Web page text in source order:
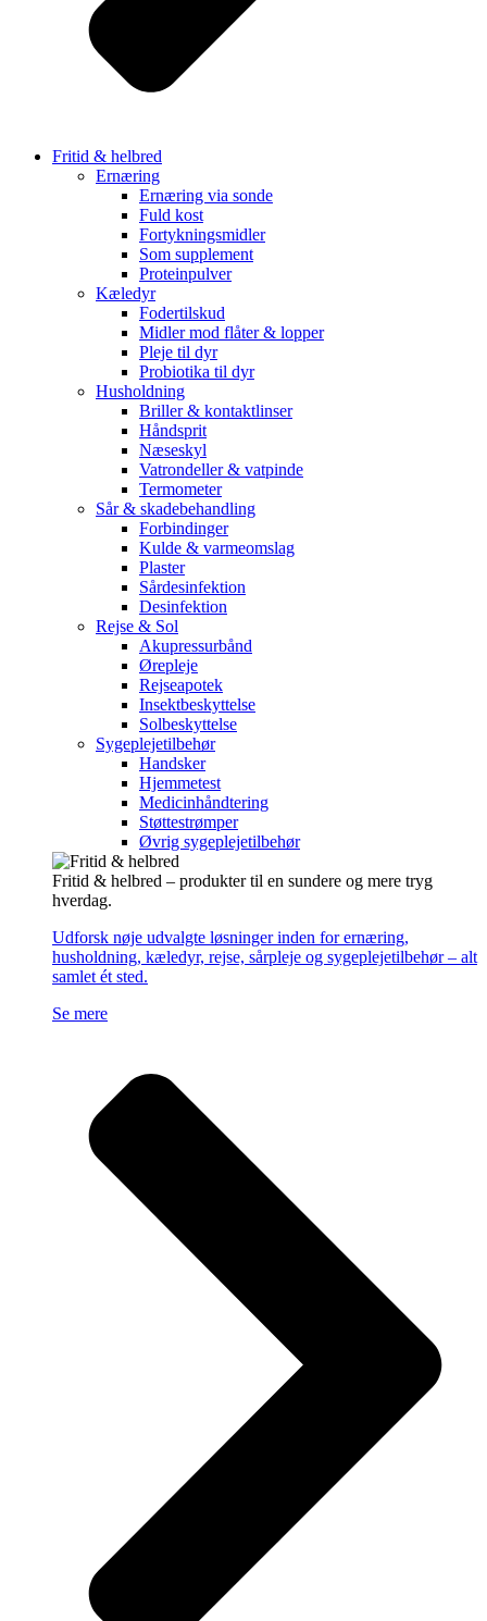
Fritid & helbred
Ernæring
Ernæring via sonde
Fuld kost
Fortykningsmidler
Som supplement
Proteinpulver
Kæledyr
Fodertilskud
Midler mod flåter & lopper
Pleje til dyr
Probiotika til dyr
Husholdning
Briller & kontaktlinser
Håndsprit
Næseskyl
Vatrondeller & vatpinde
Termometer
Sår & skadebehandling
Forbindinger
Kulde & varmeomslag
Plaster
Sårdesinfektion
Desinfektion
Rejse & Sol
Akupressurbånd
Ørepleje
Rejseapotek
Insektbeskyttelse
Solbeskyttelse
Sygeplejetilbehør
Handsker
Hjemmetest
Medicinhåndtering
Støttestrømper
Øvrig sygeplejetilbehør
Fritid & helbred – produkter til en sundere og mere tryg
hverdag.
Udforsk nøje udvalgte løsninger inden for ernæring,
husholdning, kæledyr, rejse, sårpleje og sygeplejetilbehør – alt
samlet ét sted.
Se mere